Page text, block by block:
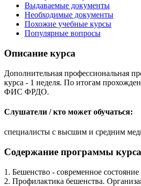
Выдаваемые документы
Необходимые документы
Похожие учебные курсы
Популярные вопросы
Описание курса
Дополнительная профессиональная
курса - 1 неделя. По итогам
ФИС ФРДО.
Слушатели / кто может обучаться:
специалисты с высшим и средним
Содержание программы курса
1. Бешенство - современное
2. Профилактика бешенства.